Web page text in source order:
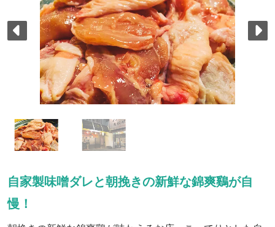
自家製味噌ダレと朝挽きの新鮮な錦爽鷄が自
慢！